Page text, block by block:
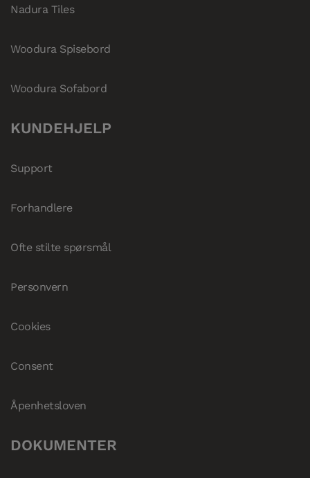
Nadura Tiles
Woodura Spisebord
Woodura Sofabord
KUNDEHJELP
Support
Forhandlere
Ofte stilte spørsmål
Personvern
Cookies
Consent
Åpenhetsloven
DOKUMENTER